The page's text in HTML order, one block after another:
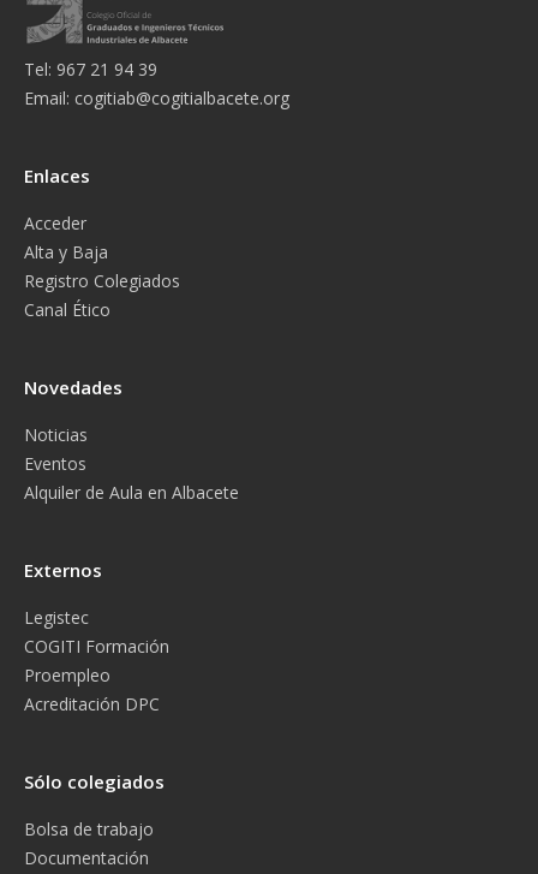
Tel: 967 21 94 39
Email: cogitiab@cogitialbacete.org
Enlaces
Acceder
Alta y Baja
Registro Colegiados
Canal Ético
Novedades
Noticias
Eventos
Alquiler de Aula en Albacete
Externos
Legistec
COGITI Formación
Proempleo
Acreditación DPC
Sólo colegiados
Bolsa de trabajo
Documentación